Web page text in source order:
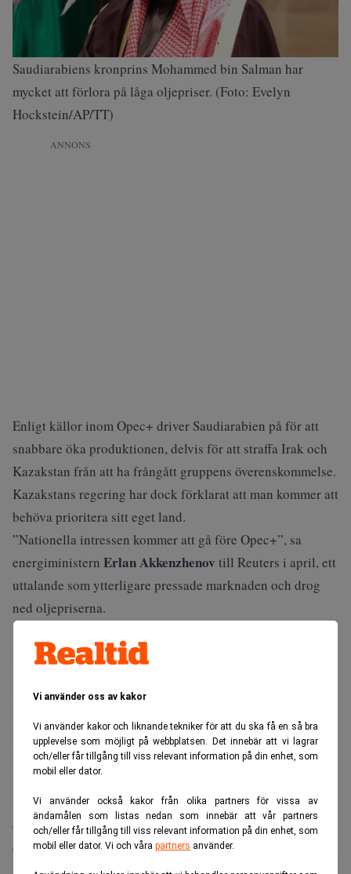
Vi använder oss av kakor
Vi använder kakor och liknande tekniker för att du ska få en så bra
upplevelse som möjligt på webbplatsen. Det innebär att vi lagrar
och/eller får tillgång till viss relevant information på din enhet, som
mobil eller dator.
Vi använder också kakor från olika partners för vissa av
ändamålen som listas nedan som innebär att vår partners
och/eller får tillgång till viss relevant information på din enhet, som
mobil eller dator. Vi och våra partners använder.
Saudiarabiens kronprins Mohammed bin Salman har
mycket att förlora på låga oljepriser. (Foto: Evelyn
Hockstein/AP/TT)
ANNONS
Enligt källor inom Opec+ driver Saudiarabien på för att
snabbare öka produktionen, delvis för att straffa Irak och
Kazakstan från att ha frångått gruppens överenskommelse.
Kazakstans regering har dock förklarat att man kommer att
behöva prioritera sitt eget land.
”Nationella intressen kommer att gå före Opec+”, sa
energiministern Erlan Akkenzhenov till Reuters i april, ett
uttalande som ytterligare pressade marknaden och drog
ned oljepriserna.
Missa inte:
igen. Dagens PS
Behöver högre oljepris
För Saudiarabien är oljepriset ett nationell angelägenhet.
2024 stod oljan för 60 procent av kungadömets statliga
intäkter och över 20 procent av BNP.
Även om landet försöker diversifiera sig under
kronprinsenMohammed bin Salmanstår det klart att
oljeföretaget Saudi Aramco är grundbulten i landets
ekonomi.